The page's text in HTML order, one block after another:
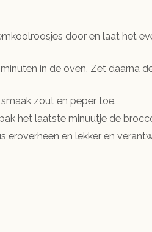
door en laat het
in de oven. Zet daarna
zout en peper toe.
het laatste minuutje de
eroverheen en lekker en